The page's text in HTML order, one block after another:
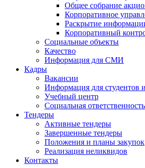
Общее собрание
Корпоративное
Раскрытие
Корпоративный
Социальные объекты
Качество
Информация для СМИ
Кадры
Вакансии
Информация для студентов
Учебный центр
Социальная ответственность
Тендеры
Активные тендеры
Завершенные тендеры
Положения и планы закупок
Реализация неликвидов
Контакты